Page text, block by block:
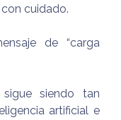
cuidado.
de “carga
siendo tan
artificial e